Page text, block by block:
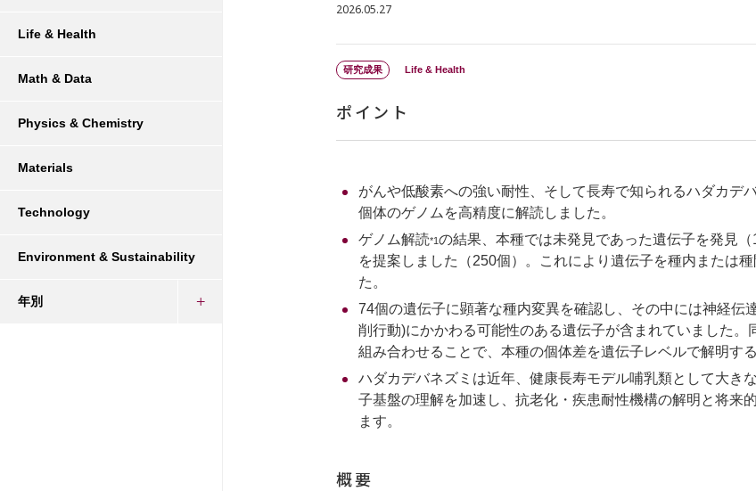
2026.05.27
研究成果 Life & Health
ポイント
がんや低酸素への強い耐性、そして長寿で知られるハダカデ
個体のゲノムを高精度に解読しました。
ゲノム解読*1の結果、本種では未発見であった遺伝子を発見
を提案しました（250個）。これにより遺伝子を種内または
た。
74個の遺伝子に顕著な種内変異を確認し、その中には神経伝
削行動)にかかわる可能性のある遺伝子が含まれていました
組み合わせることで、本種の個体差を遺伝子レベルで解明す
ハダカデバネズミは近年、健康長寿モデル哺乳類として大き
子基盤の理解を加速し、抗老化・疾患耐性機構の解明と将来
ます。
概要
Life & Health
Math & Data
Physics & Chemistry
Materials
Technology
Environment & Sustainability
年別